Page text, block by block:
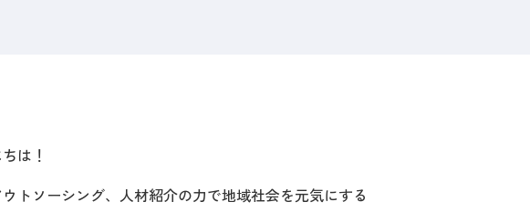
は！
トソーシング、人材紹介の力で地域社会を元気にする